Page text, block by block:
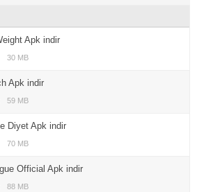
Apk indir
30 MB
Apk indir
59 MB
Diyet Apk indir
70 MB
Official Apk indir
88 MB